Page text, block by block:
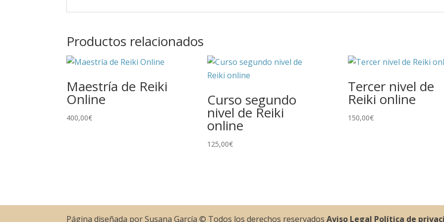
Productos relacionados
Maestría de Reiki
Online
400,00€
Curso segundo
nivel de Reiki
online
125,00€
Tercer nivel de
Reiki online
150,00€
Página diseñada por Susana García © Todos los derechos reservadosAviso Legal Política de